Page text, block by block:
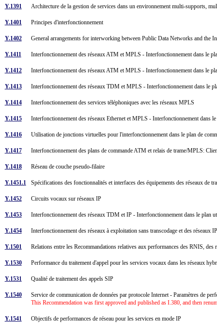
Y.1391 Architecture de la gestion de services dans un environnement multi-supports,
Y.1401 Principes d'interfonctionnement
Y.1402 General arrangements for interworking between Public Data Networks and the
Y.1411 Interfonctionnement des réseaux ATM et MPLS - Interfonctionnement dans le
Y.1412 Interfonctionnement des réseaux ATM et MPLS - Interfonctionnement dans le
Y.1413 Interfonctionnement des réseaux TDM et MPLS - Interfonctionnement dans le
Y.1414 Interfonctionnement des services téléphoniques avec les réseaux MPLS
Y.1415 Interfonctionnement des réseaux Ethernet et MPLS - Interfonctionnement dans
Y.1416 Utilisation de jonctions virtuelles pour l'interfonctionnement dans le plan de
Y.1417 Interfonctionnement des plans de commande ATM et relais de trame/MPLS:
Y.1418 Réseau de couche pseudo-filaire
Y.1451.1 Spécifications des fonctionnalités et interfaces des équipements des réseaux
Y.1452 Circuits vocaux sur réseaux IP
Y.1453 Interfonctionnement des réseaux TDM et IP - Interfonctionnement dans le plan
Y.1454 Interfonctionnement des réseaux à exploitation sans transcodage et des
Y.1501 Relations entre les Recommandations relatives aux performances des RNIS,
Y.1530 Performance du traitement d'appel pour les services vocaux dans les réseaux
Y.1531 Qualité de traitement des appels SIP
Y.1540
Service de communication de données par protocole Internet - Paramètres de
This Recommendation was first approved and published as I.380, and then
Y.1541 Objectifs de performances de réseau pour les services en mode IP